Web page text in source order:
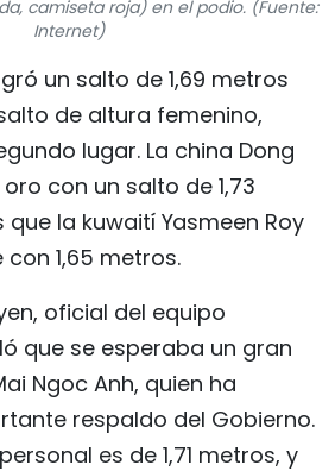
FOTOGRAFÍA
SOMOS?
VIỆT
ENGLISH
文
camiseta roja) en el podio. (Fuente:
Internet)
un salto de 1,69 metros
de altura femenino,
lugar. La china Dong
con un salto de 1,73
la kuwaití Yasmeen Roy
1,65 metros.
oficial del equipo
que se esperaba un gran
Ngoc Anh, quien ha
respaldo del Gobierno.
es de 1,71 metros, y